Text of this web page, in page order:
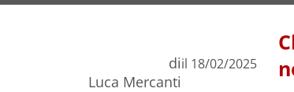
di
Luca Mercanti
il 18/02/2025